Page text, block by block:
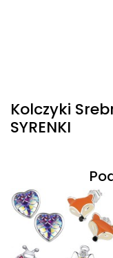
Kolczyki
SYRENKI